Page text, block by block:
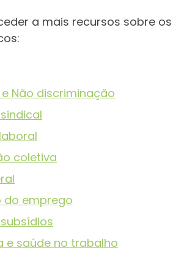
a mais recursos sobre os
Não discriminação
coletiva
do emprego
e saúde no trabalho